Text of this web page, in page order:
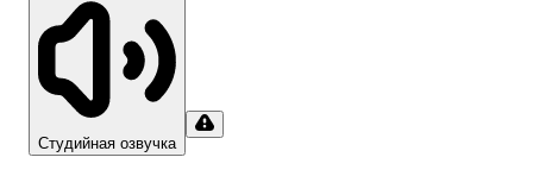
Студийная озвучка